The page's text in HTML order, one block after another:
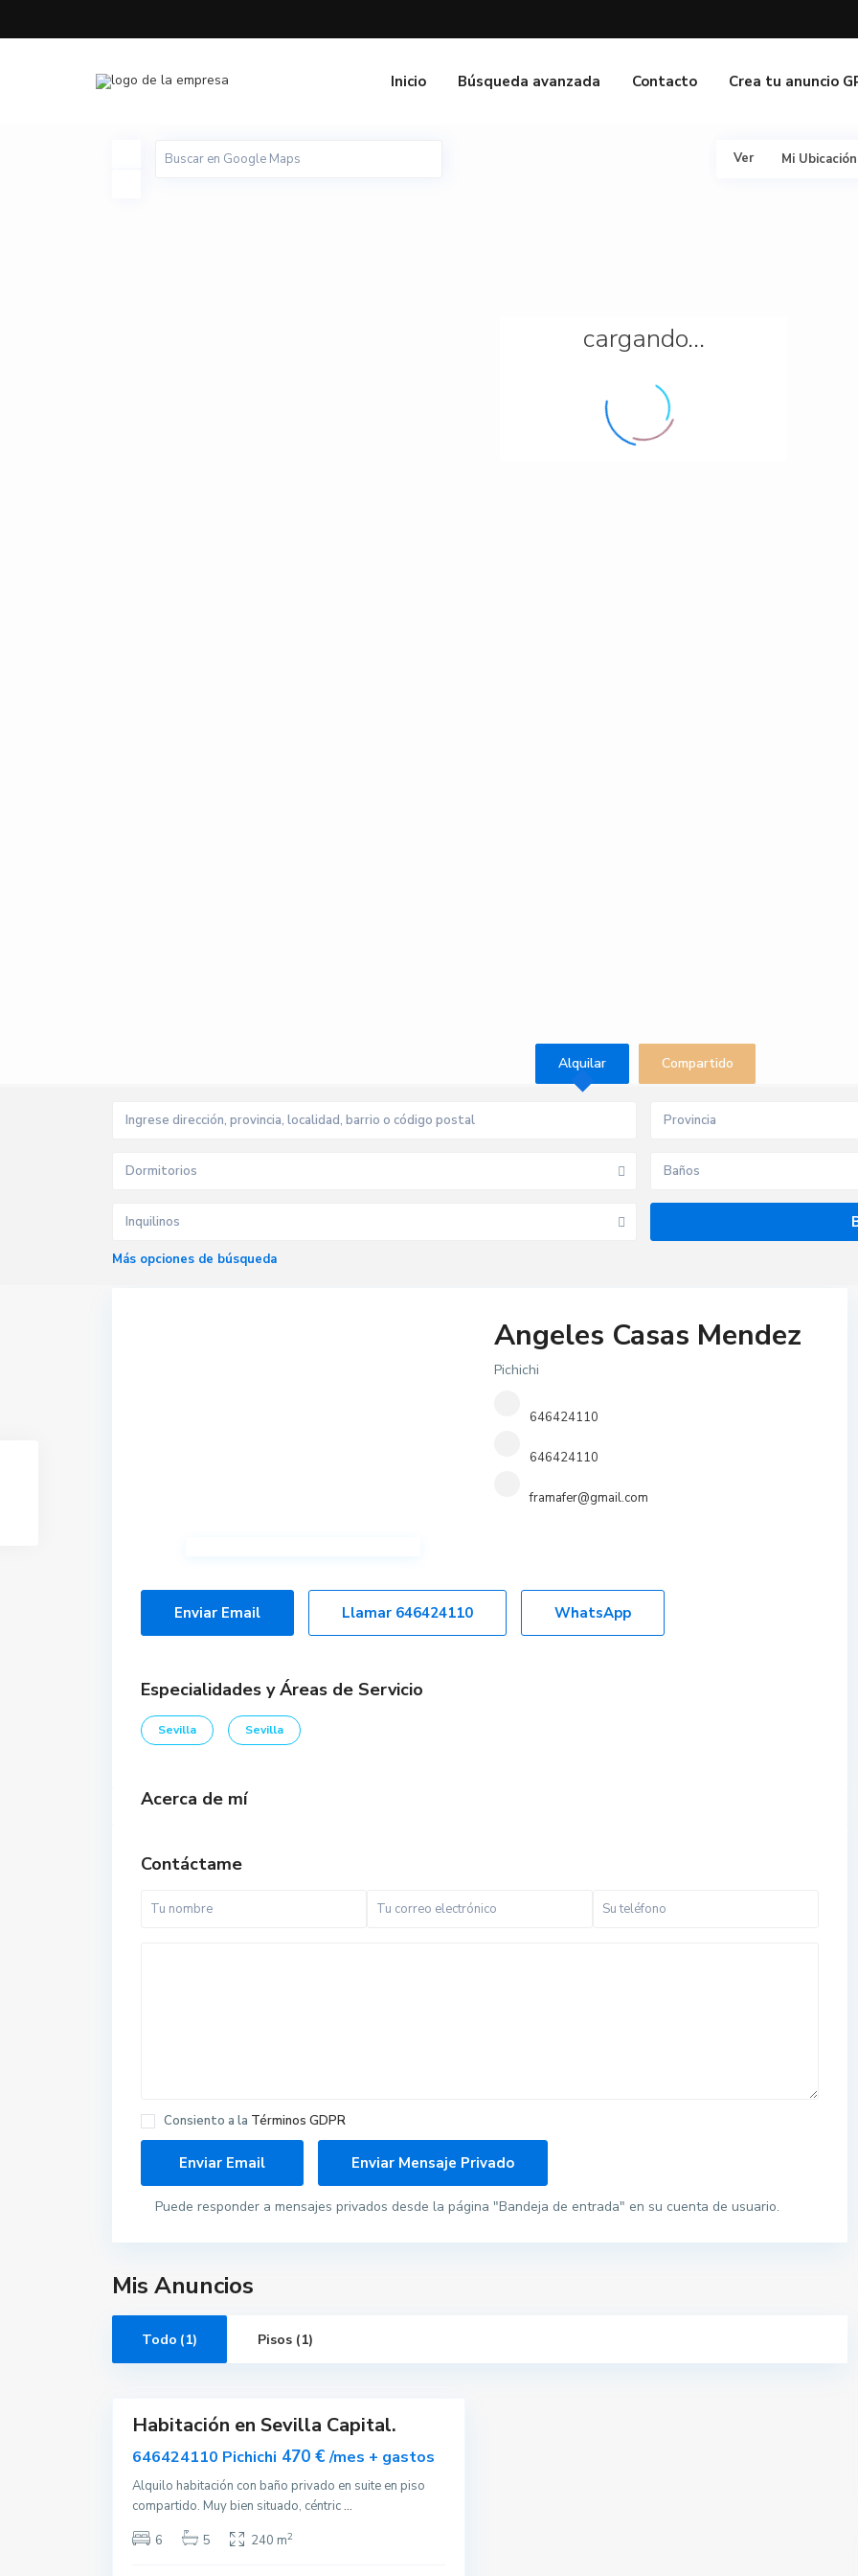
Inicio Búsqueda avanzada Contacto Crea tu anuncio
cargando...
Ver Mi Ubicación
Alquilar Compartido
Provincia
Dormitorios Baños
Inquilinos
Más opciones de búsqueda
Angeles Casas Mendez
Pichichi
646424110
646424110
framafer@gmail.com
Enviar Email Llamar 646424110 WhatsApp
Especialidades y Áreas de Servicio
Sevilla Sevilla
Acerca de mí
Contáctame
Consiento a la Términos GDPR
Puede responder a mensajes privados desde la página "Bandeja de entrada" en su cuenta de usuario.
Mis Anuncios
Todo (1) Pisos (1)
e
Habitación en Sevilla Capital.
646424110 Pichichi 470 €/mes + gastos
Alquilo habitación con baño privado en suite en piso
compartido. Muy bien situado, céntric...
6
5 240 m2
Contacta con nosotros